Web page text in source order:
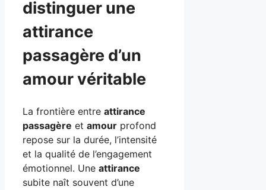
distinguer une
attirance
passagère d’un
amour véritable
La frontière entre attirance
passagère et amour profond
repose sur la durée, l’intensité
et la qualité de l’engagement
émotionnel. Une attirance
subite naît souvent d’une